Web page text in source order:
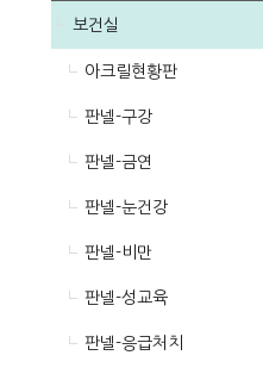
보건실
아크릴현황판
판넬-구강
판넬-금연
판넬-눈건강
판넬-비만
판넬-성교육
판넬-응급처치